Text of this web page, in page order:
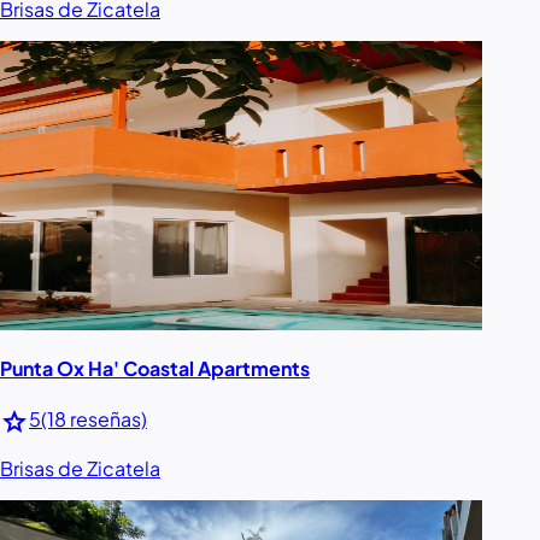
Brisas de Zicatela
Punta Ox Ha' Coastal Apartments
star5(18 reseñas)
Brisas de Zicatela